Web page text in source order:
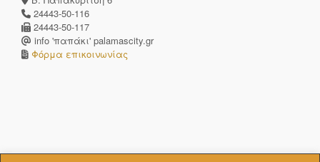
24443-50-116
24443-50-117
info 'παπάκι' palamascity.gr
Φόρμα επικοινωνίας